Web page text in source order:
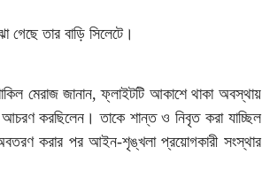
তার বাড়ি সিলেটে।
মেরাজ জানান, ফ্লাইটটি আকাশে থাকা অবস্থায়
করছিলেন। তাকে শান্ত ও নিবৃত করা যাচ্ছিল
করার পর আইন-শৃঙ্খলা প্রয়োগকারী সংস্থার